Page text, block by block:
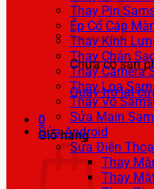
Chưa có sản
Quay trở lại
0
Giỏ hàng
Thay Pin
Ép Cổ Cáp
Thay Kính
Thay Chân
Thay Camera
Thay Loa
Thay Vỏ
Sửa Main
Sửa Android
Sửa Điện
Thay
Thay